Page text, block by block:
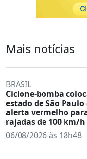
Mais notícias
BRASIL
Ciclone-bomba
estado de São Paulo
alerta vermelho
rajadas de 100 km/h
06/08/2026 às 18h48